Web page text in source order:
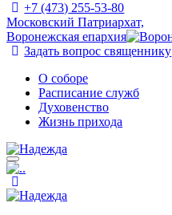
+7 (473) 255-53-80
Московский Патриархат,
Воронежская епархия
Задать вопрос священнику
О соборе
Расписание служб
Духовенство
Жизнь прихода